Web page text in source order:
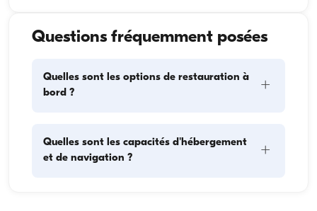
Questions fréquemment posées
Quelles sont les options de restauration à
bord ?
+
éléments principaux : l'approvisionnement et la
préparation des repas. Pour l'approvisionnement, les
Quelles sont les capacités d'hébergement
et de navigation ?
+